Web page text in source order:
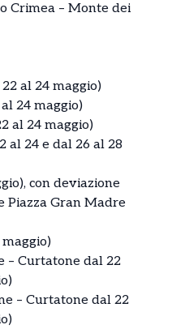
Crimea – Monte dei
al 24 maggio)
24 maggio)
al 24 maggio)
al 24 e dal 26 al 28
con deviazione
Piazza Gran Madre
– Curtatone dal 22
– Curtatone dal 22